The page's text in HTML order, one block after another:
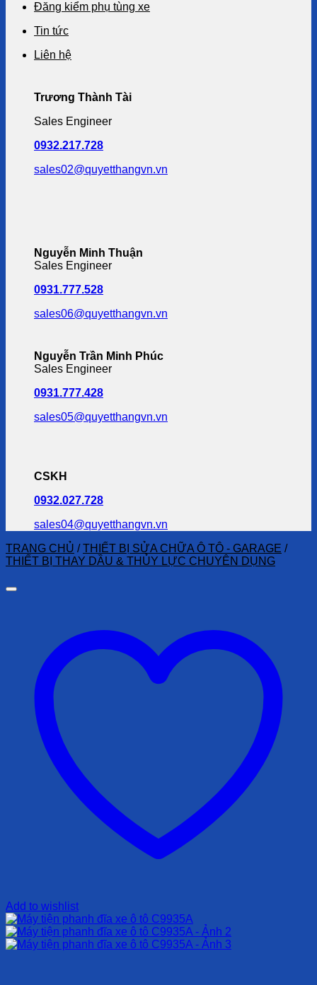
Đăng kiểm phụ tùng xe
Tin tức
Liên hệ
Trương Thành Tài
Sales Engineer
0932.217.728
sales02@quyetthangvn.vn
Nguyễn Minh Thuận
Sales Engineer
0931.777.528
sales06@quyetthangvn.vn
Nguyễn Trần Minh Phúc
Sales Engineer
0931.777.428
sales05@quyetthangvn.vn
CSKH
0932.027.728
sales04@quyetthangvn.vn
TRANG CHỦ / THIẾT BỊ SỬA CHỮA Ô TÔ - GARAGE /
THIẾT BỊ THAY DẦU & THỦY LỰC CHUYÊN DỤNG
Add to wishlist